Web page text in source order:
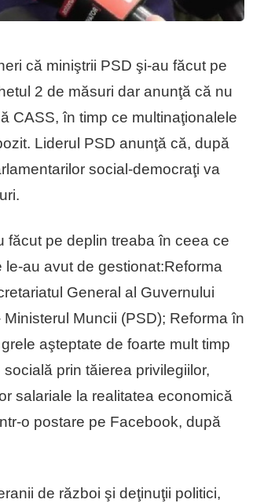
că miniştrii PSD şi-au făcut pe
2 de măsuri dar anunţă că nu
CASS, în timp ce multinaţionalele
Liderul PSD anunţă că, după
social-democraţi va
făcut pe deplin treaba în ceea ce
au avut de gestionat:Reforma
General al Guvernului
Muncii (PSD); Reforma în
aşteptate de foarte mult timp
prin tăierea privilegiilor,
salariale la realitatea economică
o postare pe Facebook, după
de război şi deţinuţii politici,